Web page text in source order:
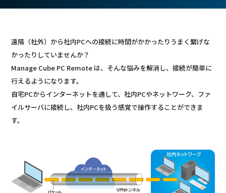
遠隔（社外）から社内PCへの接続に時間がかかったりうまく繋げな
かったりしていませんか？
Manage Cube PC Remote は、そんな悩みを解消し、接続が簡単に
行えるようになります。
自宅PCからインターネットを通して、社内PCやネットワーク、ファ
イルサーバに接続し、社内PCを扱う感覚で操作することができま
す。